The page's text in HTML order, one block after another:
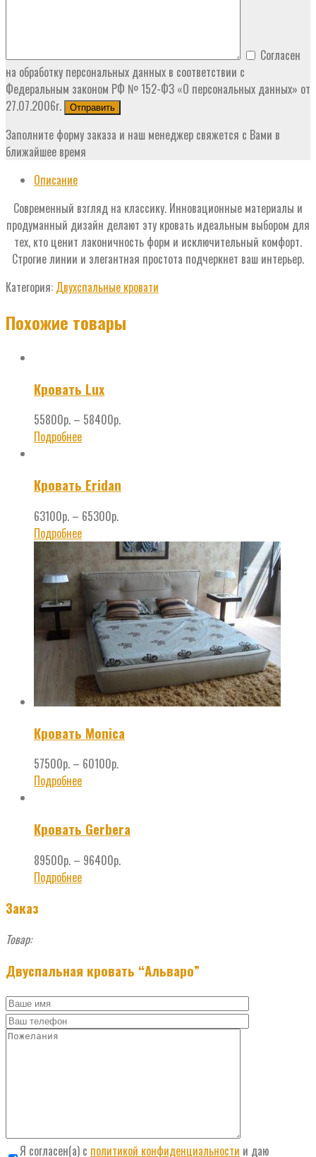
Согласен
на обработку персональных данных в соответствии с
Федеральным законом РФ № 152-ФЗ «О персональных данных» от
27.07.2006г.
Заполните форму заказа и наш менеджер свяжется с Вами в
ближайшее время
Описание
Cовременный взгляд на классику. Инновационные материалы и
продуманный дизайн делают эту кровать идеальным выбором для
тех, кто ценит лаконичность форм и исключительный комфорт.
Строгие линии и элегантная простота подчеркнет ваш интерьер.
Категория: Двухспальные кровати
Похожие товары
Кровать Lux
55800р. – 58400р.
Подробнее
Кровать Eridan
63100р. – 65300р.
Подробнее
Кровать Monica
57500р. – 60100р.
Подробнее
Кровать Gerbera
89500р. – 96400р.
Подробнее
Заказ
Товар:
Двуспальная кровать “Альваро”
Я согласен(а) с политикой конфиденциальности и даю